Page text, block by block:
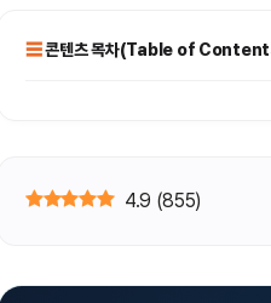
콘텐츠 목차(Table of
4.9 (855)